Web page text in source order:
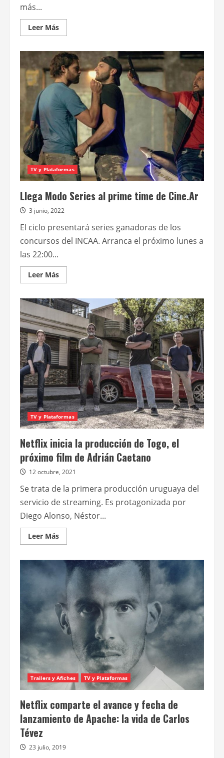
más...
Leer MásLeer
más
Octubre
en
Netflix:
Caetano
+
Flanagan
+
Del
Toro
TV y Plataformas
Llega Modo Series al prime time de Cine.Ar
3 junio, 2022
El ciclo presentará series ganadoras de los
concursos del INCAA. Arranca el próximo lunes a
las 22:00...
Leer MásLeer
más
Llega
Modo
Series
al
prime
time
de
Cine.Ar
TV y Plataformas
Netflix inicia la producción de Togo, el
próximo film de Adrián Caetano
12 octubre, 2021
Se trata de la primera producción uruguaya del
servicio de streaming. Es protagonizada por
Diego Alonso, Néstor...
Leer MásLeer
más
Netflix
inicia
producción
Togo,
el
próximo
film
de
Adrián
Caetano
Trailers y Afiches TV y Plataformas
Netflix comparte el avance y fecha de
lanzamiento de Apache: la vida de Carlos
Tévez
23 julio, 2019